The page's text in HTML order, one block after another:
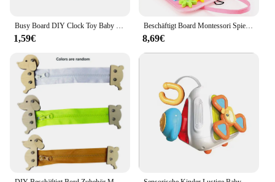
1,59€
Beschäftigt Board Montessori Spielzeug für Kleinkinder sensorische Spielzeug Vorschule lernen pädagogische Reise aktivitäten für Jungen Feinmotorik
8,69€